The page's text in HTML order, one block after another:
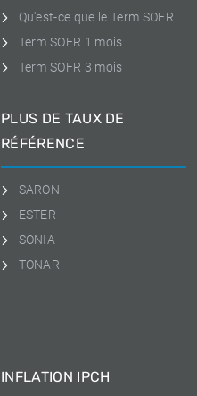
Qu'est-ce que le Term SOFR
Term SOFR 1 mois
Term SOFR 3 mois
PLUS DE TAUX DE
RÉFÉRENCE
SARON
ESTER
SONIA
TONAR
INFLATION IPCH